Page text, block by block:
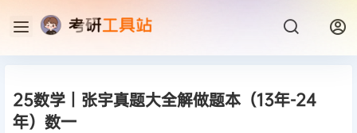
25数学丨张宇真题大全解做题本（13年-24
年）数一